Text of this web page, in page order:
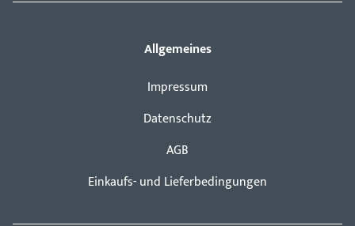
Allgemeines
Impressum
Datenschutz
AGB
Einkaufs- und Lieferbedingungen